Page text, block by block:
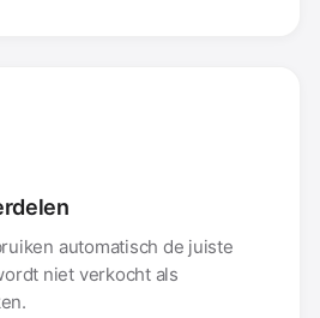
automatisch de juiste
niet verkocht als